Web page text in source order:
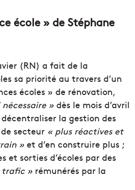
école » de Stéphane
(RN) a fait de la
sa priorité au travers d’un
écoles » de rénovation,
nécessaire » dès le mois d’avril
la gestion des
secteur « plus réactives et
» et d’en construire plus ;
et sorties d’écoles par des
trafic » rémunérés par la